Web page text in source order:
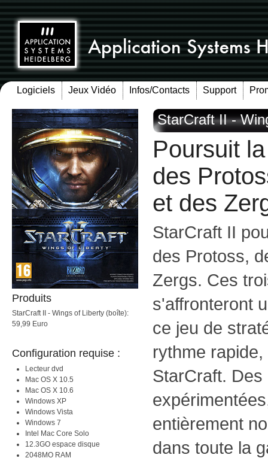
Logiciels Jeux Vidéo Infos/Contacts Support
Produits
StarCraft II - Wings of Liberty (boîte):
59,99 Euro
Configuration requise :
Lecteur dvd
Mac OS X 10.5
Mac OS X 10.6
Windows XP
Windows Vista
Windows 7
Intel Mac Core Solo
12.3GO espace disque
2048MO RAM
StarCraft II -
Poursuit
des
et des
StarCraft II
des Protoss,
Zergs. Ces
s'affronteront
ce jeu de
rythme
StarCraft.
entièrement
dans toute la